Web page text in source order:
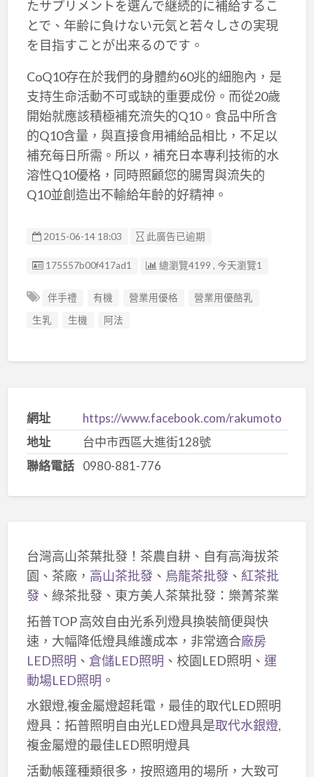
たサプリメントを選んで継続的に補給するこ
とで、年齢に負けない元気と若々しさの実現
を目指すことが出来るのです。
CoQ10存在於我們的身體約60兆的細胞內，是
支持生命活動不可或缺的重要成份。而從20歲
開始就應該積極補充流失的Q10。食品中所含
的Q10含量，與直接食用補給品相比，不足以
補充每日所需。所以，補充日本專利技術的水
溶性Q10優格，同時照顧您的腸胃與流失的
Q10並創造出不輸給年齡的好精神。
2015-06-14 18:03 此廣告已逾期
廣告编號
175557b00f417ad1 總瀏覽4199 , 今天瀏覽1
伴手禮 有機 營業用優格
營業用優酪乳
生乳
生機 阿法
網址
https://www.facebook.com/rakumoto
地址
台中市西區大進街128號
聯絡電話
0980-881-776
台灣高山茶葉批發！茶農自耕、自有高海拔茶
園、茶廠， 高山茶批發、 烏龍茶批發、 紅茶批
發、綠茶批發、東方美人茶葉批發：樂菁茶業
拓普TOP 高效自由光系列燈具換裝簡便與快
速，大幅降低燈具維護成本，非常適合廠房
LED照明 、 倉儲LED照明 、校園LED照明、 運
動場LED照明 。
水銀燈,複金屬燈超耗電，最佳的取代LED照明
燈具：拓普照明自由光LED燈具是取代水銀燈,
複金屬燈的最佳LED照明燈具
活動帳篷種類很多，按照適用的場所，大致可